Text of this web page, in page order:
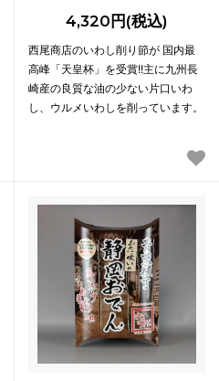
4,320円(税込)
西尾商店のいわし削り節が 国内最
高峰「天皇杯」を受賞!!主に九州長
崎産の良質な油の少ない片口いわ
し、ウルメいわしを削っています。